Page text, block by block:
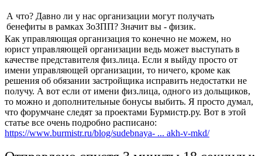
А что? Давно ли у нас организации могут получать
бенефиты в рамках ЗоЗПП? Значит вы - физик.
Как управляющая организация то конечно не можем, но
юрист управляющей организации ведь может выступать в
качестве представителя физ.лица. Если я выйду просто от
имени управляющей организации, то ничего, кроме как
решения об обязании застройщика исправить недостатки не
получу. А вот если от имени физ.лица, одного из дольщиков,
то можно и дополнительные бонусы выбить. Я просто думал,
что форумчане следят за проектами Бурмистр.ру. Вот в этой
статье все очень подробно расписано:
https://www.burmistr.ru/blog/sudebnaya- ... akh-v-mkd/